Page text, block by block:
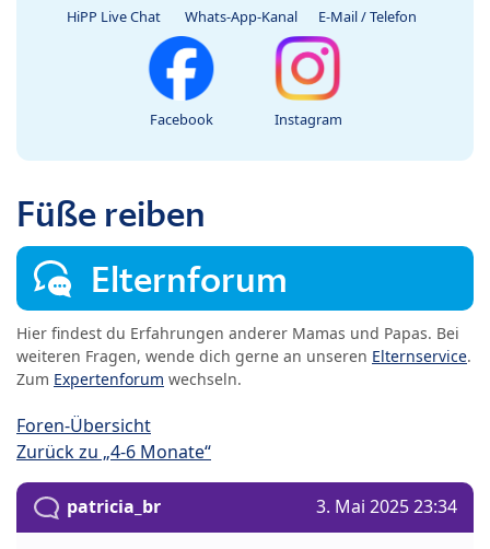
HiPP Live Chat Whats-App-Kanal E-Mail / Telefon
Facebook Instagram
Füße reiben
Elternforum
Hier findest du Erfahrungen anderer Mamas und Papas. Bei
weiteren Fragen, wende dich gerne an unseren Elternservice.
Zum Expertenforum wechseln.
Foren-Übersicht
Zurück zu „4-6 Monate“
patricia_br 3. Mai 2025 23:34